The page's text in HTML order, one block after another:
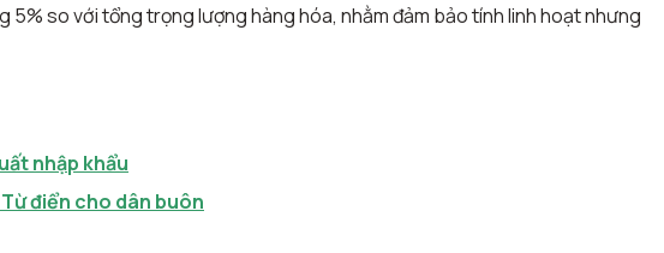
so với tổng trọng lượng hàng hóa, nhằm đảm bảo tính linh hoạt nhưng
nhập khẩu
điển cho dân buôn